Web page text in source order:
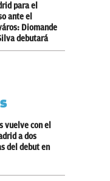
para el
ante el
Diomande
debutará
vuelve con el
a dos
del debut en